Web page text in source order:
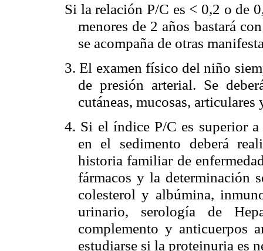
Si la relación P/C es < 0,2 o de
menores de 2 años bastará
se acompaña de otras
3. El examen físico del niño
de presión arterial. Se
cutáneas, mucosas,
4. Si el índice P/C es superior
en el sedimento deberá
historia familiar de
fármacos y la determinación
colesterol y albúmina,
urinario, serología de
complemento y anticuerpos
estudiarse si la proteinuria es